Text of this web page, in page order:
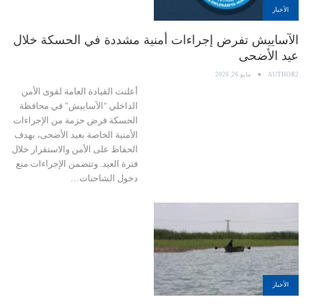
الأخبار
الآساييش تفرض إجراءات أمنية مشددة في الحسكة خلال
عيد الأضحى
AUTHOR2 مايو 26, 2026
أعلنت القيادة العامة لقوى الأمن
الداخلي "الآساييش" في محافظة
الحسكة فرض حزمة من الإجراءات
الأمنية الخاصة بعيد الأضحى، بهدف
الحفاظ على الأمن والاستقرار خلال
فترة العيد. وتتضمن الإجراءات منع
دخول الشاحنات…
الأخبار